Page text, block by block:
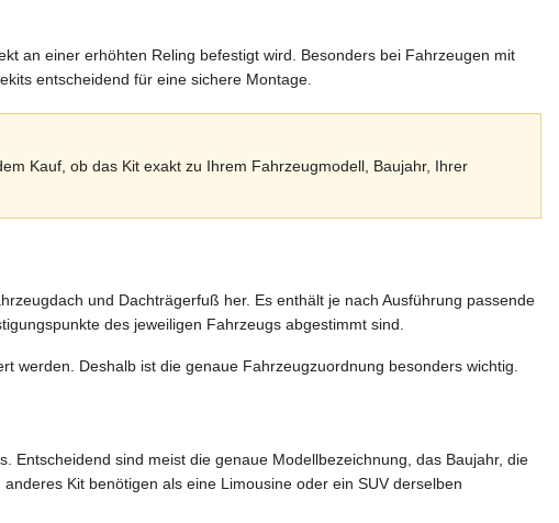
an einer erhöhten Reling befestigt wird. Besonders bei Fahrzeugen mit
entscheidend für eine sichere Montage.
Kauf, ob das Kit exakt zu Ihrem Fahrzeugmodell, Baujahr, Ihrer
und Dachträgerfuß her. Es enthält je nach Ausführung passende
des jeweiligen Fahrzeugs abgestimmt sind.
werden. Deshalb ist die genaue Fahrzeugzuordnung besonders wichtig.
Entscheidend sind meist die genaue Modellbezeichnung, das Baujahr, die
Kit benötigen als eine Limousine oder ein SUV derselben